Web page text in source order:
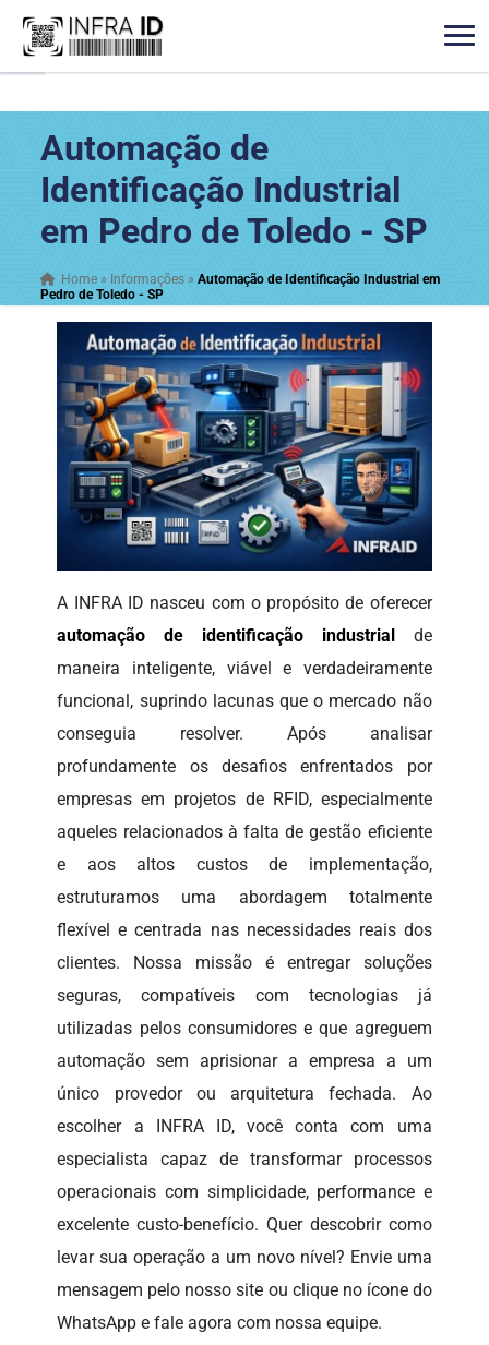
Automação de
Identificação Industrial
em Pedro de Toledo - SP
Home » Informações »Automação de Identificação Industrial em
Pedro de Toledo - SP
A INFRA ID nasceu com o propósito de oferecer
automação de identificação industrial
de
maneira inteligente, viável e verdadeiramente
funcional, suprindo lacunas que o mercado não
conseguia resolver. Após analisar
profundamente os desafios enfrentados por
empresas em projetos de RFID, especialmente
aqueles relacionados à falta de gestão eficiente
e aos altos custos de implementação,
estruturamos uma abordagem totalmente
flexível e centrada nas necessidades reais dos
clientes. Nossa missão é entregar soluções
seguras, compatíveis com tecnologias já
utilizadas pelos consumidores e que agreguem
automação sem aprisionar a empresa a um
único provedor ou arquitetura fechada. Ao
escolher a INFRA ID, você conta com uma
especialista capaz de transformar processos
operacionais com simplicidade, performance e
excelente custo-benefício. Quer descobrir como
levar sua operação a um novo nível? Envie uma
mensagem pelo nosso site ou clique no ícone do
WhatsApp e fale agora com nossa equipe.